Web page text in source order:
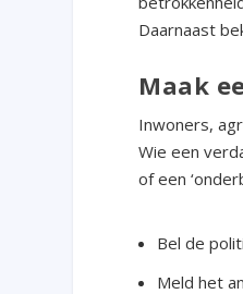
Daarnaast
Maak
Inwoners,
Wie een
of een
Bel de
Meld het